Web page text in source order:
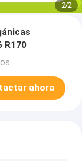
2/2
R170
ahora